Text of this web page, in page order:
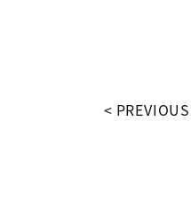
PREVIOUS